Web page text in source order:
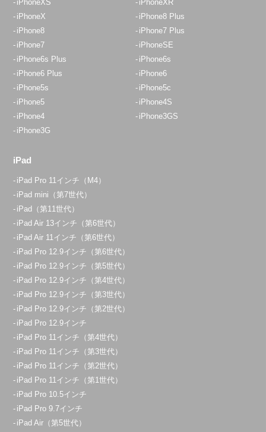
iPhoneXS
iPhoneXR
iPhoneX
iPhone8 Plus
iPhone8
iPhone7 Plus
iPhone7
iPhoneSE
iPhone6s Plus
iPhone6s
iPhone6 Plus
iPhone6
iPhone5s
iPhone5c
iPhone5
iPhone4S
iPhone4
iPhone3GS
iPhone3G
iPad
iPad Pro 11インチ（M4）
iPad mini（第7世代）
iPad（第11世代）
iPad Air 13インチ（第6世代）
iPad Air 11インチ（第6世代）
iPad Pro 12.9インチ（第6世代）
iPad Pro 12.9インチ（第5世代）
iPad Pro 12.9インチ（第4世代）
iPad Pro 12.9インチ（第3世代）
iPad Pro 12.9インチ（第2世代）
iPad Pro 12.9インチ
iPad Pro 11インチ（第4世代）
iPad Pro 11インチ（第3世代）
iPad Pro 11インチ（第2世代）
iPad Pro 11インチ（第1世代）
iPad Pro 10.5インチ
iPad Pro 9.7インチ
iPad Air（第5世代）